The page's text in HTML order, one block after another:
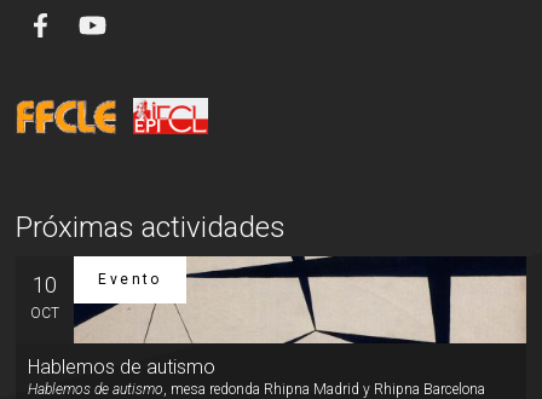
Próximas actividades
10
OCT
Evento
Hablemos de autismo
Hablemos de autismo, mesa redonda Rhipna Madrid y Rhipna Barcelona